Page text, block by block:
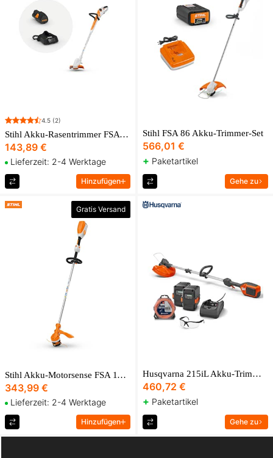
4.5 (2)
Stihl Akku-Rasentrimmer FSA 30
143,89 €
Lieferzeit: 2-4 Werktage
Hinzufügen
Stihl FSA 86 Akku-Trimmer-Set
566,01 €
+ Paketartikel
Gehe zu
Gratis Versand
Stihl Akku-Motorsense FSA 110 R
343,99 €
Lieferzeit: 2-4 Werktage
Hinzufügen
Husqvarna 215iL Akku-Trimmer Plus
460,72 €
+ Paketartikel
Gehe zu